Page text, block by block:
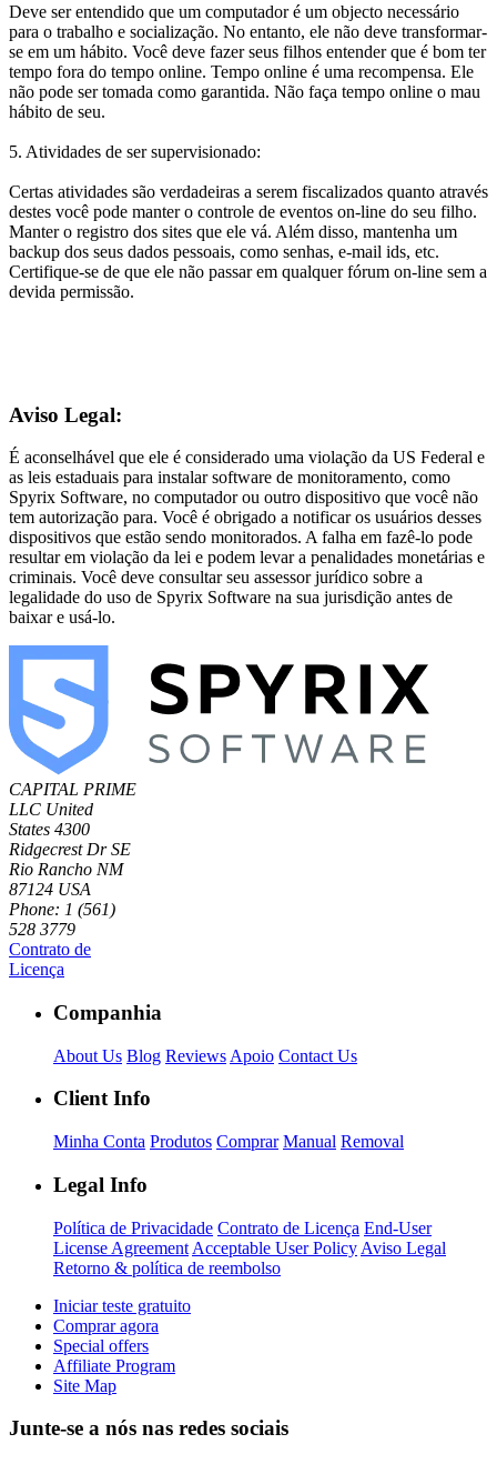
Deve ser entendido que um computador é um objecto necessário
para o trabalho e socialização. No entanto, ele não deve transformar-
se em um hábito. Você deve fazer seus filhos entender que é bom ter
tempo fora do tempo online. Tempo online é uma recompensa. Ele
não pode ser tomada como garantida. Não faça tempo online o mau
hábito de seu.
5. Atividades de ser supervisionado:
Certas atividades são verdadeiras a serem fiscalizados quanto através
destes você pode manter o controle de eventos on-line do seu filho.
Manter o registro dos sites que ele vá. Além disso, mantenha um
backup dos seus dados pessoais, como senhas, e-mail ids, etc.
Certifique-se de que ele não passar em qualquer fórum on-line sem a
devida permissão.
Aviso Legal:
É aconselhável que ele é considerado uma violação da US Federal e
as leis estaduais para instalar software de monitoramento, como
Spyrix Software, no computador ou outro dispositivo que você não
tem autorização para. Você é obrigado a notificar os usuários desses
dispositivos que estão sendo monitorados. A falha em fazê-lo pode
resultar em violação da lei e podem levar a penalidades monetárias e
criminais. Você deve consultar seu assessor jurídico sobre a
legalidade do uso de Spyrix Software na sua jurisdição antes de
baixar e usá-lo.
CAPITAL PRIME
LLC United
States 4300
Ridgecrest Dr SE
Rio Rancho NM
87124 USA
Phone: 1 (561)
528 3779
Contrato de
Licença
Companhia
About Us Blog Reviews Apoio Contact Us
Client Info
Minha Conta Produtos Comprar Manual Removal
Legal Info
Política de Privacidade Contrato de Licença End-User
License Agreement Acceptable User Policy Aviso Legal
Retorno & política de reembolso
Iniciar teste gratuito
Comprar agora
Special offers
Affiliate Program
Site Map
Junte-se a nós nas redes sociais